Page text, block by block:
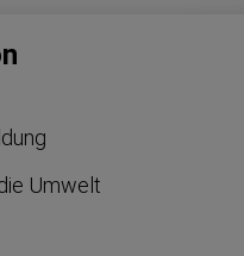
Umwelt